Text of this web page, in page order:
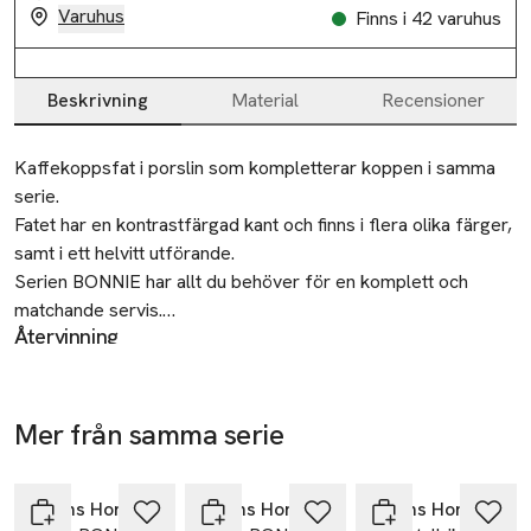
Varuhus
Finns i 42 varuhus
Beskrivning Material Recensioner
Beskrivning
Kaffekoppsfat i porslin som kompletterar koppen i samma
serie.
Fatet har en kontrastfärgad kant och finns i flera olika färger,
samt i ett helvitt utförande.
Serien BONNIE har allt du behöver för en komplett och
matchande servis.
• Tillhör serien BONNIE
• Diameter: 15,5 cm
Återvinning
Åhléns AB
113 43 Stockholm
Mer från samma serie
Åhléns Home
Åhléns Home
Åhléns Home